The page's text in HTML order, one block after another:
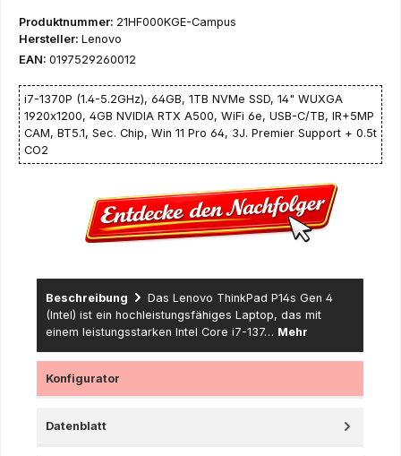
Produktnummer: 21HF000KGE-Campus
Hersteller: Lenovo
EAN: 0197529260012
i7-1370P (1.4-5.2GHz), 64GB, 1TB NVMe SSD, 14" WUXGA
1920x1200, 4GB NVIDIA RTX A500, WiFi 6e, USB-C/TB, IR+5MP
CAM, BT5.1, Sec. Chip, Win 11 Pro 64, 3J. Premier Support + 0.5t
CO2
Beschreibung
Das Lenovo ThinkPad P14s Gen 4
(Intel) ist ein hochleistungsfähiges Laptop, das mit
einem leistungsstarken Intel Core i7-137… Mehr
Konfigurator
Datenblatt